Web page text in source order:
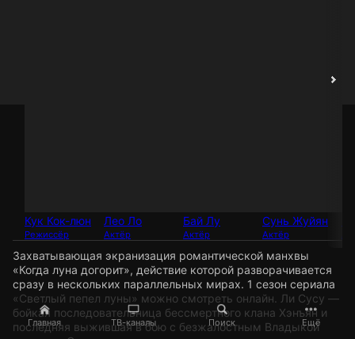
Главная ТВ-каналы Поиск Ещё
Кук Кок-люн
Режиссёр
Лео Ло
Актёр
Бай Лу
Актёр
Сунь Жуйян
Актёр
Захватывающая экранизация романтической манхвы
«Когда луна догорит», действие которой разворачивается
сразу в нескольких параллельных мирах. 1 сезон сериала
«Светлый пепел луны» можно смотреть онлайн. Ли Сусу —
бойкая последовательница бессмертного клана Хэнъян и
последняя выжившая в бою с безжалостным Владыкой